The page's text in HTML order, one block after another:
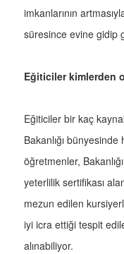
imkanlarının
süresince evine gidip
Eğiticiler kimlerden
Eğiticiler bir kaç
Bakanlığı
öğretmenler,
yeterlilik sertifikası
mezun edilen
iyi icra ettiği tespit
alınabiliyor.